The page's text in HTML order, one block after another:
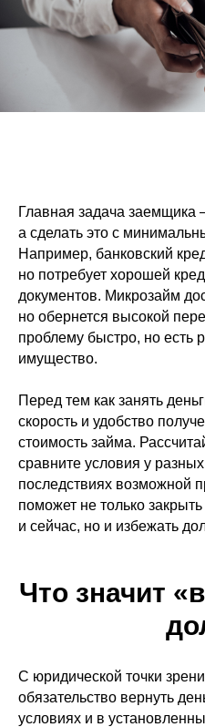
Главная задача заемщика
а сделать это с
Например, банковский
но потребует хорошей
документов. Микрозайм
но обернется высокой
проблему быстро, но есть
имущество.
Перед тем как занять
скорость и удобство
стоимость займа.
сравните условия у
последствиях возможной
поможет не только
и сейчас, но и избежать
Что значит
С юридической точки
обязательство вернуть
условиях и в